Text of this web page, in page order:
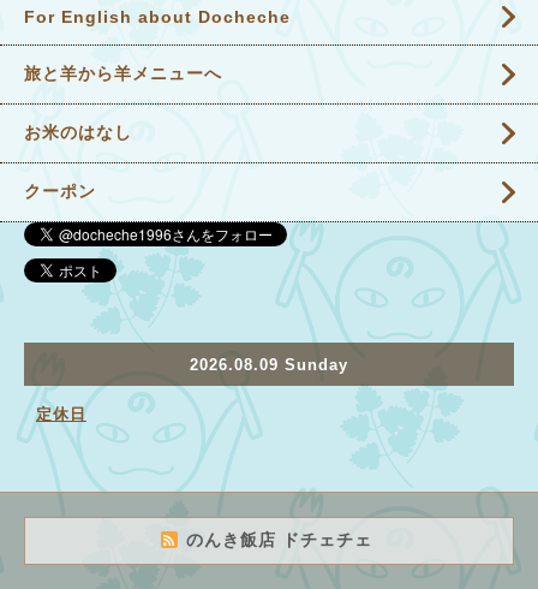
For English about Docheche
旅と羊から羊メニューへ
お米のはなし
クーポン
2026.08.09 Sunday
定休日
のんき飯店 ドチェチェ